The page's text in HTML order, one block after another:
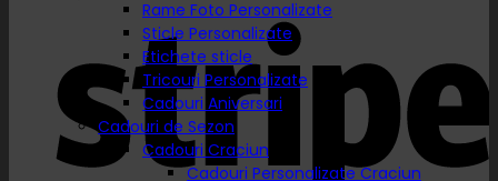
Rame Foto Personalizate
Sticle Personalizate
Etichete sticle
Tricouri Personalizate
Cadouri Aniversari
Cadouri de Sezon
Cadouri Craciun
Cadouri Personalizate Craciun